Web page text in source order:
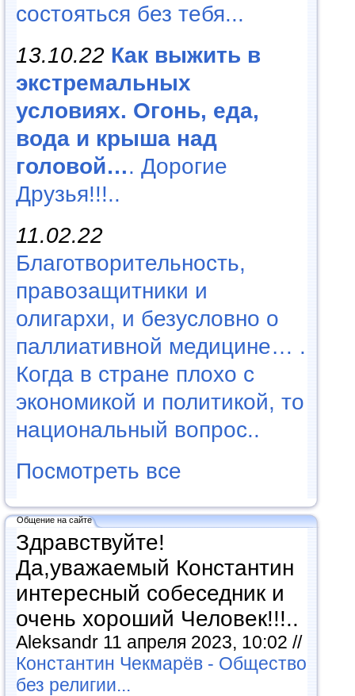
состояться без тебя...
13.10.22 Как выжить в
экстремальных
условиях. Огонь, еда,
вода и крыша над
головой…. Дорогие
Друзья!!!..
11.02.22
Благотворительность,
правозащитники и
олигархи, и безусловно о
паллиативной медицине… .
Когда в стране плохо с
экономикой и политикой, то
национальный вопрос..
Посмотреть все
Общение на сайте
Здравствуйте!
Да,уважаемый Константин
интересный собеседник и
очень хороший Человек!!!..
Aleksandr 11 апреля 2023, 10:02 //
Константин Чекмарёв - Общество
без религии...